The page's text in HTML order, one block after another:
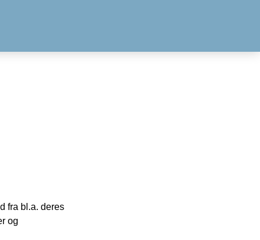
fra bl.a. deres
og